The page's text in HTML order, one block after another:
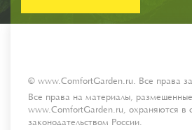
© www.ComfortGarden.ru. Все права
Все права на материалы,
www.ComfortGarden.ru, охраняются в
законодательством России.